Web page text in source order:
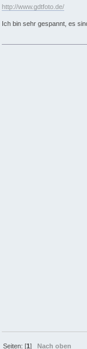
http://www.gdtfoto.de/
Ich bin sehr gespannt, es
Seiten: [1]Nach oben